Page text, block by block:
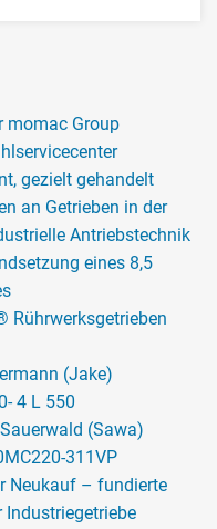
DMGH
momac Group
gezielt gehandelt
an Getrieben in der
Antriebstechnik
eines 8,5
Rührwerksgetrieben
(Jake)
4 L 550
(Sawa)
311VP
Neukauf – fundierte